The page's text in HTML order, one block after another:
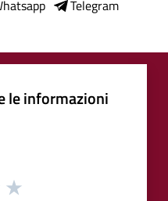
Telegram
le informazioni